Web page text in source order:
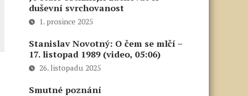
duševní svrchovanost
1. prosince 2025
Stanislav Novotný: O čem se mlčí –
17. listopad 1989 (video, 05:06)
26. listopadu 2025
Smutné poznání